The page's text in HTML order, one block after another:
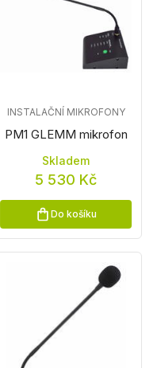
PM1 GLEMM mikrofon
INSTALAČNÍ MIKROFONY
Skladem
5 530 Kč
Do košíku